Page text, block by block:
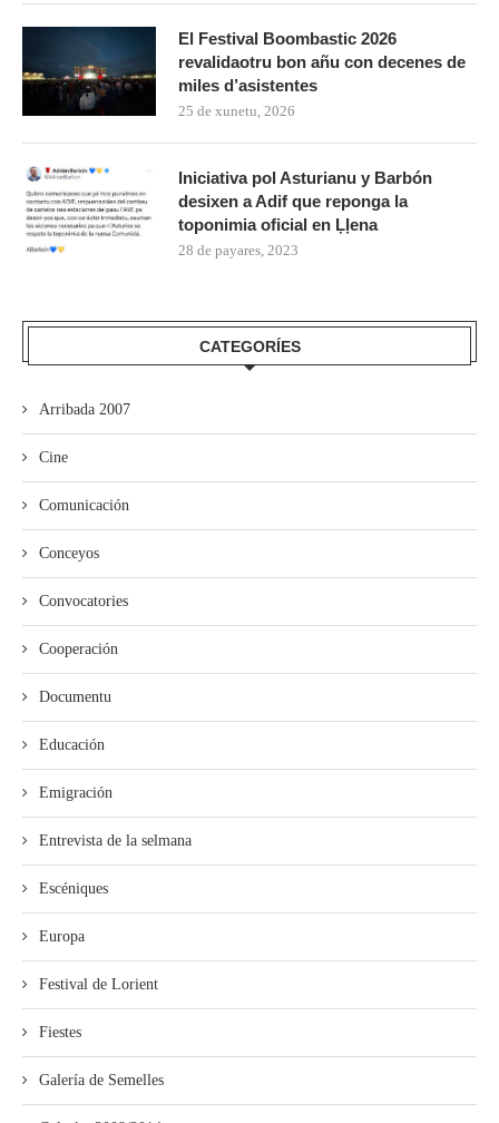
El Festival Boombastic 2026
revalidaotru bon añu con decenes de
miles d’asistentes
25 de xunetu, 2026
Iniciativa pol Asturianu y Barbón
desixen a Adif que reponga la
toponimia oficial en Ḷḷena
28 de payares, 2023
CATEGORÍES
Arribada 2007
Cine
Comunicación
Conceyos
Convocatories
Cooperación
Documentu
Educación
Emigración
Entrevista de la selmana
Escéniques
Europa
Festival de Lorient
Fiestes
Galería de Semelles